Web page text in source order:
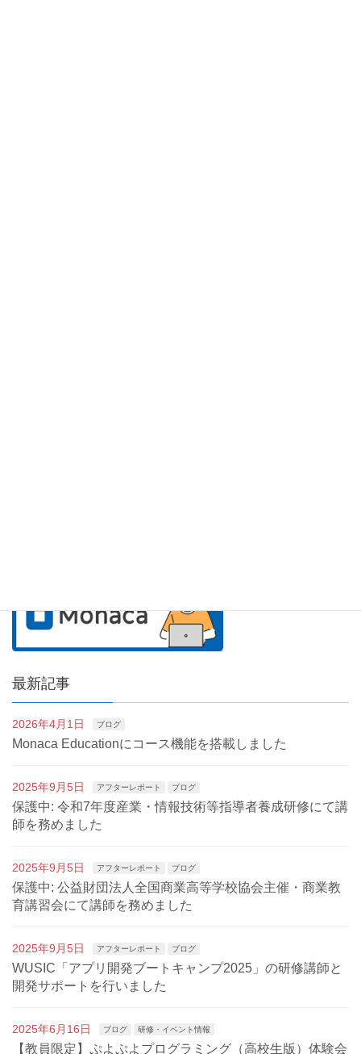
最新記事
2026年4月1日 ブログ
Monaca Educationにコース機能を搭載しました
2025年9月5日 アフターレポート ブログ
保護中: 令和7年度産業・情報技術等指導者養成研修にて講
師を務めました
2025年9月5日 アフターレポート ブログ
保護中: 公益財団法人全国商業高等学校協会主催・商業教
育講習会にて講師を務めました
2025年9月5日 アフターレポート ブログ
WUSIC「アプリ開発ブートキャンプ2025」の研修講師と
開発サポートを行いました
2025年6月16日 ブログ 研修・イベント情報
【教員限定】ぷよぷよプログラミング（高校生版）体験会